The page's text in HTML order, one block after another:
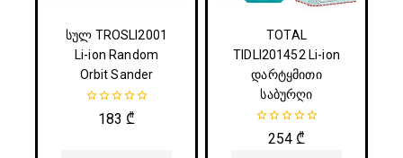
სულ TROSLI2001
Li-ion Random
Orbit Sander
183 ₾
TOTAL
TIDLI201452 Li-ion
დარტყმითი
საბურღი
254 ₾